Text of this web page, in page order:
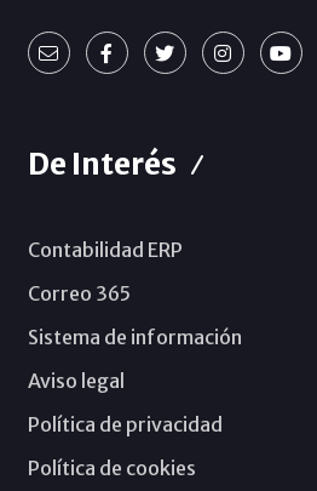
De Interés
Contabilidad ERP
Correo 365
Sistema de información
Aviso legal
Política de privacidad
Política de cookies